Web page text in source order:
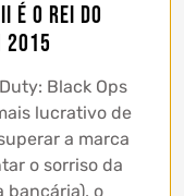
é o rei do
Black Ops
lucrativo de
a marca
o sorriso da
bancária), o